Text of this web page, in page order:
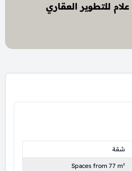
للتطوير العقاري
شقة
Spaces from 77 m²